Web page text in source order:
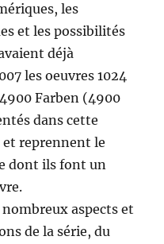
les
et les possibilités
déjà
les oeuvres 1024
Farben (4900
dans cette
reprennent le
dont ils font un
aspects et
de la série, du